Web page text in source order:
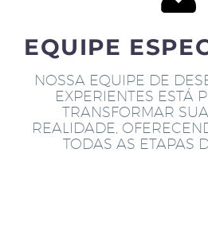
EQUIPE
NOSSA EQUIPE DE
EXPERIENTES ESTÁ
TRANSFORMAR
REALIDADE,
TODAS AS ETAPAS